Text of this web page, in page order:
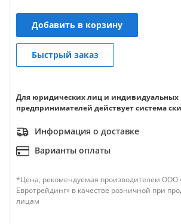
Добавить в корзину
Быстрый заказ
Для юридических лиц и индивидуальных
предпринимателей действует система
Информация о доставке
Варианты оплаты
*Цена, рекомендуемая производителем ООО
Евротрейдинг» в качестве розничной при
лицам